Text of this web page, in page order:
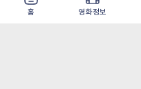
홈 영화정보